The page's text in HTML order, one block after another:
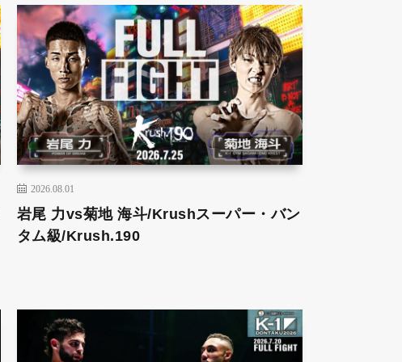
2026.08.01
岩尾 力vs菊地 海斗/Krushスーパー・バン
タム級/Krush.190